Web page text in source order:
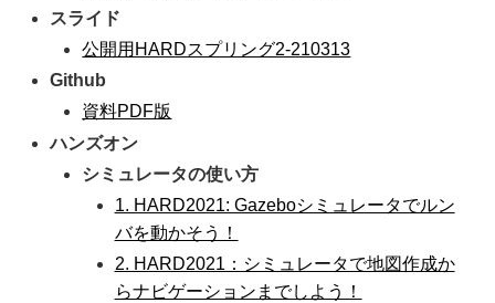
スライド
公開用HARDスプリング2-210313
Github
資料PDF版
ハンズオン
シミュレータの使い方
1. HARD2021: Gazeboシミュレータでルン
バを動かそう！
2. HARD2021：シミュレータで地図作成か
らナビゲーションまでしよう！